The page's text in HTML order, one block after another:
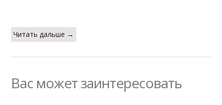
Читать дальше →
Вас может заинтересовать